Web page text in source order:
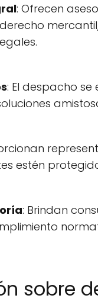
: Ofrecen
: El despacho
estén
: Brindan
sobre